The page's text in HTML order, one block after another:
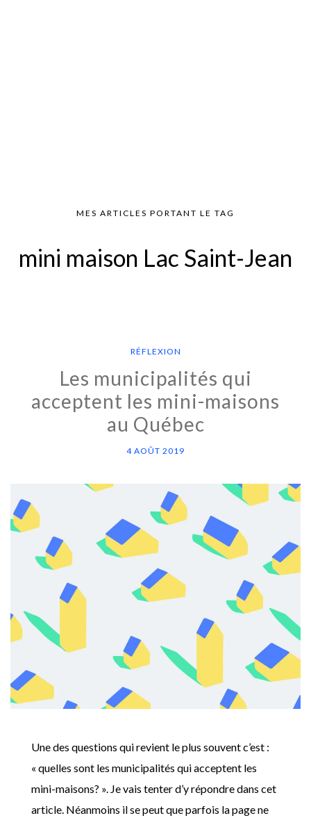
MES ARTICLES PORTANT LE TAG
mini maison Lac Saint-Jean
RÉFLEXION
Les municipalités qui
acceptent les mini-maisons
au Québec
4 AOÛT 2019
Une des questions qui revient le plus souvent c’est :
« quelles sont les municipalités qui acceptent les
mini-maisons? ». Je vais tenter d’y répondre dans cet
article. Néanmoins il se peut que parfois la page ne